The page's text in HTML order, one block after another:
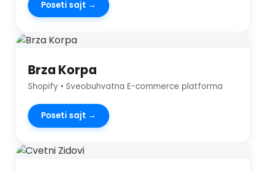
Poseti sajt →
Brza Korpa
Shopify • Sveobuhvatna E-commerce platforma
Poseti sajt →